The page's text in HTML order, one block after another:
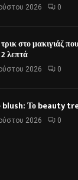
2026 0
στο μακιγιάζ
λεπτά
2026 0
Το beauty
2026 0